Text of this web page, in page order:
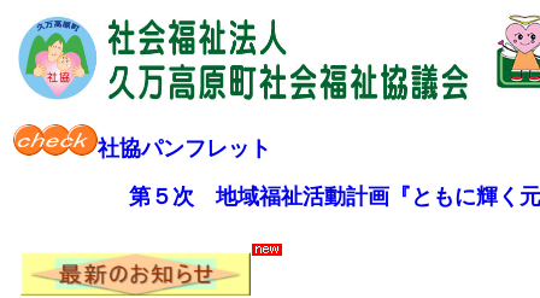
社協パンフレット
第５次 地域福祉活動計画『ともに輝く